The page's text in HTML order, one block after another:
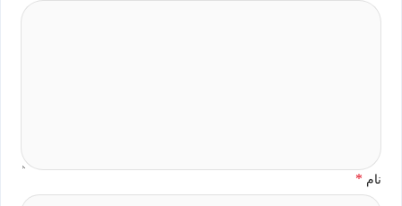
نام *